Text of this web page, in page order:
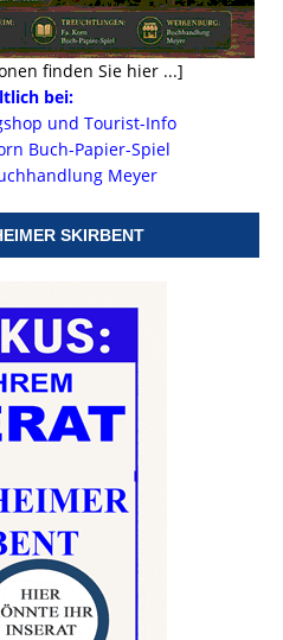
finden Sie hier ...]
bei:
und Tourist-Info
Buch-Papier-Spiel
Meyer
SKIRBENT